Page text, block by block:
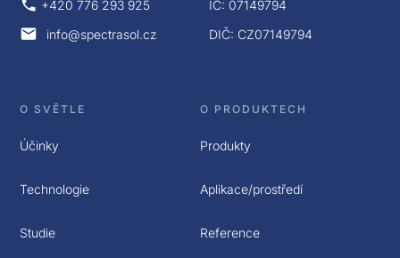
+420 776 293 925
info@spectrasol.cz
IČ: 07149794
DIČ: CZ07149794
O SVĚTLE
Účinky
Technologie
Studie
O PRODUKTECH
Produkty
Aplikace/prostředí
Reference